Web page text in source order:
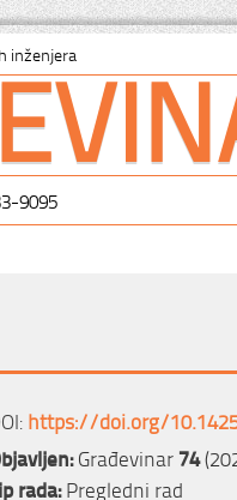
inženjera
9095
https://doi.org/
Građevinar74
rada:Pregledni rad